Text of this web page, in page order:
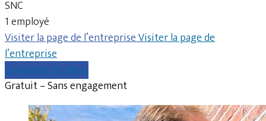
SNC
1 employé
Visiter la page de l’entrepriseVisiter la page de
l’entreprise
Comparer les devis
Gratuit – Sans engagement